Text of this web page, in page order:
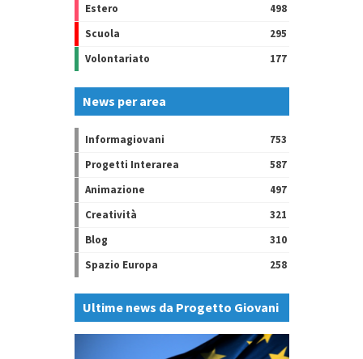
Estero
498
Scuola
295
Volontariato
177
News per area
Informagiovani
753
Progetti Interarea
587
Animazione
497
Creatività
321
Blog
310
Spazio Europa
258
Ultime news da Progetto Giovani